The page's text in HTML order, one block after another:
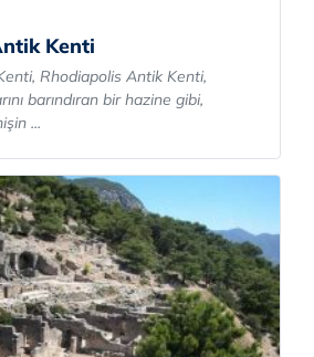
Kenti
Rhodiapolis Antik Kenti,
barındıran bir hazine gibi,
...